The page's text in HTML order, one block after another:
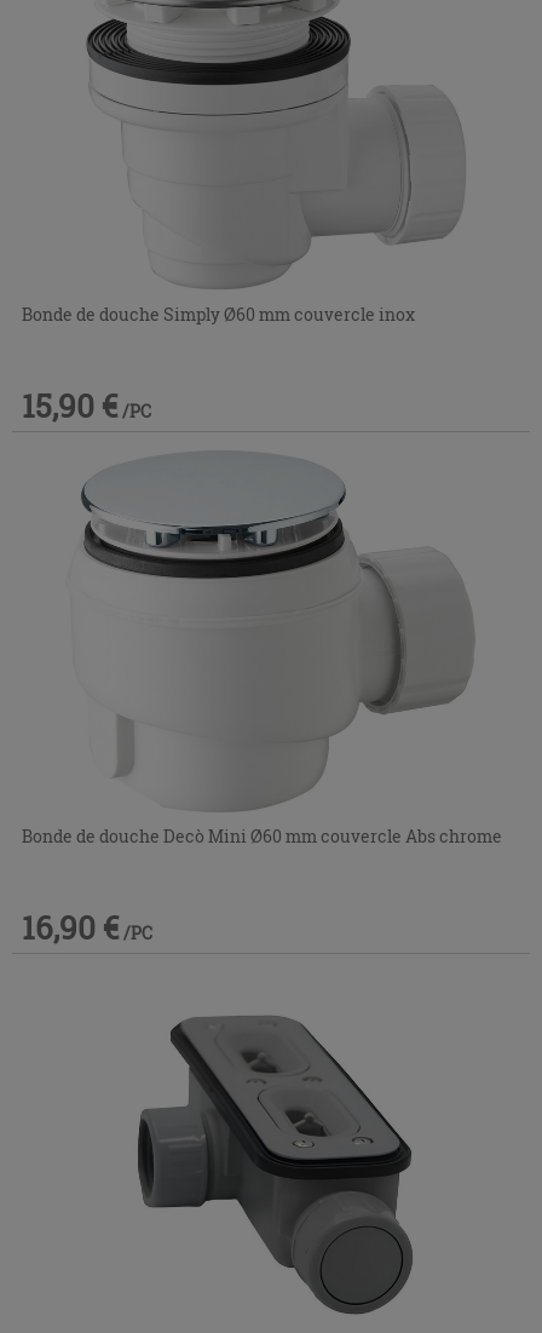
Bonde de douche Simply Ø60 mm couvercle inox
15,90 € /PC
Bonde de douche Decò Mini Ø60 mm couvercle Abs chrome
16,90 € /PC